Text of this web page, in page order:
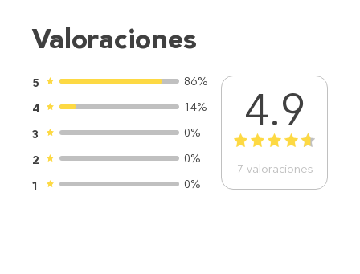
Valoraciones
5
86%
4
14%
3
0%
2
0%
1
0%
4.9
1 2 3 4 5
7 valoraciones